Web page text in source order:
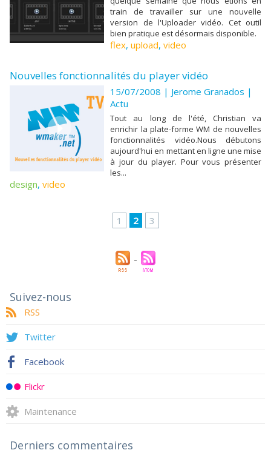
train de travailler sur une nouvelle
version de l'Uploader vidéo. Cet outil
bien pratique est désormais disponible.
flex,upload,video
Nouvelles fonctionnalités du player vidéo
15/07/2008 | Jerome Granados |
Actu
Tout au long de l'été, Christian va
enrichir la plate-forme WM de nouvelles
fonctionnalités vidéo.Nous débutons
aujourd'hui en mettant en ligne une mise
à jour du player. Pour vous présenter
les...
design, video
1 2 3
Suivez-nous
RSS
Twitter
Facebook
Flickr
Maintenance
Derniers commentaires